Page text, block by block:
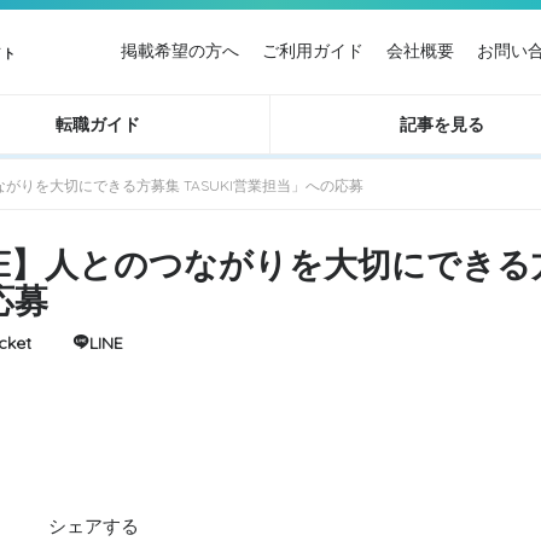
掲載希望の方へ ご利用ガイド 会社概要 お問い
転職ガイド 記事を見る
りを大切にできる方募集 TASUKI営業担当」への応募
】人とのつながりを大切にできる
募
LINE
シェアする